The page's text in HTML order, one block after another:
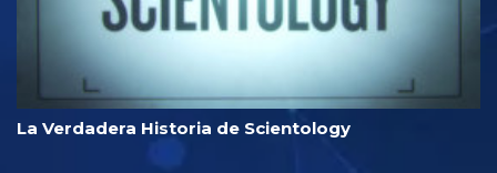
La Verdadera Historia de Scientology